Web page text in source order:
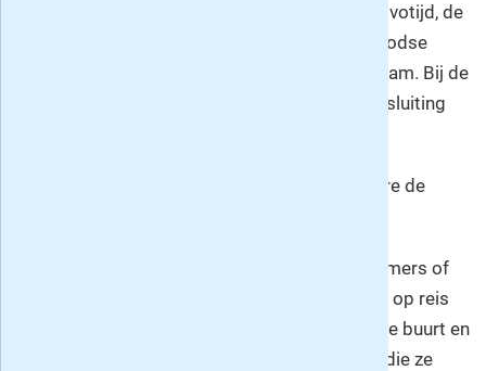
komen ruim aan bod. De Gouden Eeuw, de Provotijd, de
Wereldoorlogen, de Wederopbouw de rijke Joodse
historie; alles krijgt een plaats in Ons Amsterdam. Bij de
keuze van onderwerpen wordt regelmatig aansluiting
Daarnaast vindt u in het magazine onder andere de
: bekende Amsterdammers of
oud-Amsterdammers nemen de lezer mee op reis
langs de plekken van hun jeugd: het huis, de buurt en
straat waarin ze opgroeiden en de school die ze